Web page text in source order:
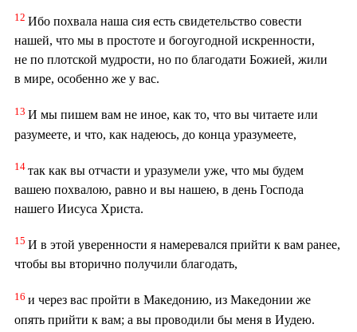
12 Ибо похвала наша сия есть свидетельство совести
нашей, что мы в простоте и богоугодной искренности,
не по плотской мудрости, но по благодати Божией, жили
в мире, особенно же у вас.
13 И мы пишем вам не иное, как то, что вы читаете или
разумеете, и что, как надеюсь, до конца уразумеете,
14 так как вы отчасти и уразумели уже, что мы будем
вашею похвалою, равно и вы нашею, в день Господа
нашего Иисуса Христа.
15 И в этой уверенности я намеревался прийти к вам ранее,
чтобы вы вторично получили благодать,
16 и через вас пройти в Македонию, из Македонии же
опять прийти к вам; а вы проводили бы меня в Иудею.